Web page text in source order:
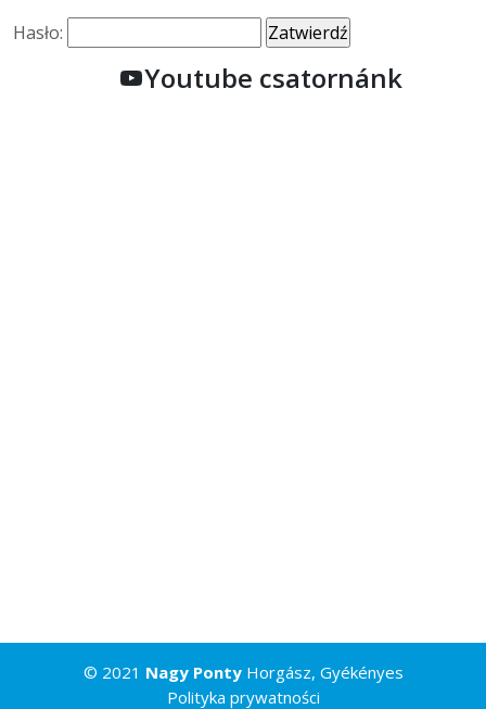
Hasło:
Youtube csatornánk
© 2021 Nagy PontyHorgász, Gyékényes
Polityka prywatności